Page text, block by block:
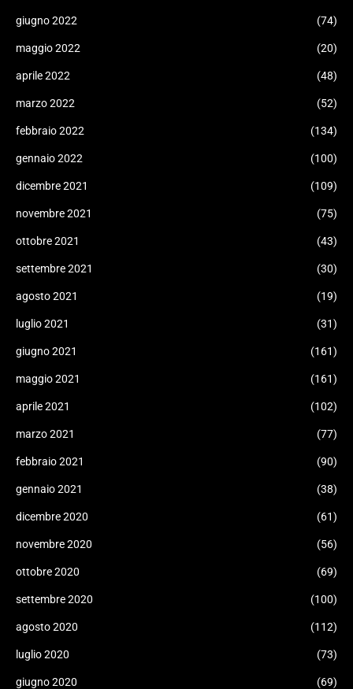
giugno 2022 (74)
maggio 2022 (20)
aprile 2022 (48)
marzo 2022 (52)
febbraio 2022 (134)
gennaio 2022 (100)
dicembre 2021 (109)
novembre 2021 (75)
ottobre 2021 (43)
settembre 2021 (30)
agosto 2021 (19)
luglio 2021 (31)
giugno 2021 (161)
maggio 2021 (161)
aprile 2021 (102)
marzo 2021 (77)
febbraio 2021 (90)
gennaio 2021 (38)
dicembre 2020 (61)
novembre 2020 (56)
ottobre 2020 (69)
settembre 2020 (100)
agosto 2020 (112)
luglio 2020 (73)
giugno 2020 (69)